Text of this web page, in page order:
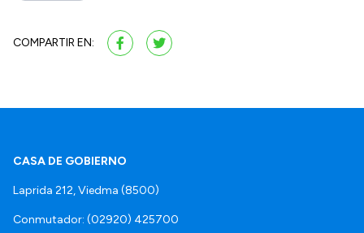
COMPARTIR EN:
CASA DE GOBIERNO
Laprida 212, Viedma (8500)
Conmutador: (02920) 425700